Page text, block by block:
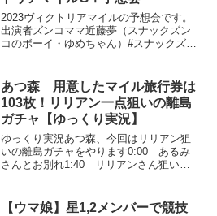
2023ヴィクトリアマイルの予想会です。
出演者ズンコママ近藤夢（スナックズン
コのボーイ・ゆめちゃん）#スナックズン
ーーーーーーーーーーーーーーーーーー
ーーーー...
あつ森 用意したマイル旅行券は
103枚！リリアン一点狙いの離島
ガチャ【ゆっくり実況】
ゆっくり実況あつ森、今回はリリアン狙
いの離島ガチャをやります0:00 あるみ
さんとお別れ1:40 リリアンさん狙いの
【ウマ娘】星1,2メンバーで競技